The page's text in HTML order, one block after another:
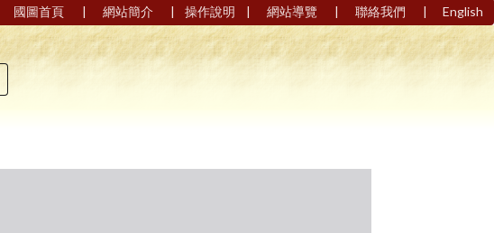
國圖首頁 | 網站簡介 | 操作說明 | 網站導覽 | 聯絡我們 | English